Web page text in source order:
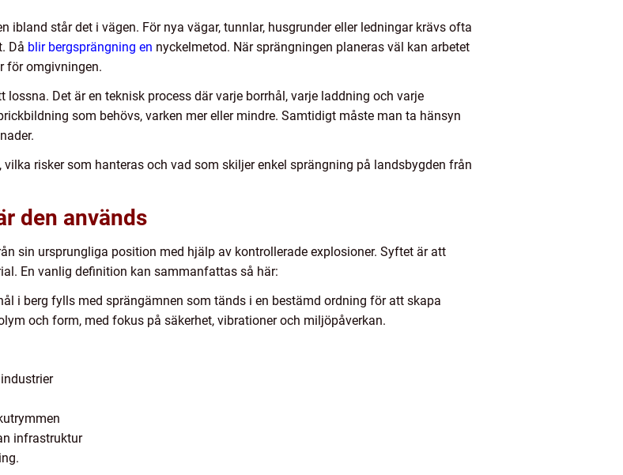
ibland står det i vägen. För nya vägar, tunnlar, husgrunder eller ledningar krävs ofta
Då blir bergsprängning en nyckelmetod. När sprängningen planeras väl kan arbetet
för omgivningen.
Det är en teknisk process där varje borrhål, varje laddning och varje
som behövs, varken mer eller mindre. Samtidigt måste man ta hänsyn
risker som hanteras och vad som skiljer enkel sprängning på landsbygden från
den används
sin ursprungliga position med hjälp av kontrollerade explosioner. Syftet är att
En vanlig definition kan sammanfattas så här:
i berg fylls med sprängämnen som tänds i en bestämd ordning för att skapa
och form, med fokus på säkerhet, vibrationer och miljöpåverkan.
infrastruktur